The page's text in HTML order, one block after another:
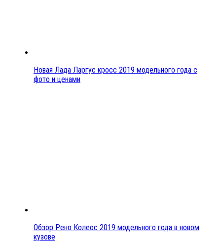
Новая Лада Ларгус кросс 2019 модельного года с
фото и ценами
Обзор Рено Колеос 2019 модельного года в новом
кузове